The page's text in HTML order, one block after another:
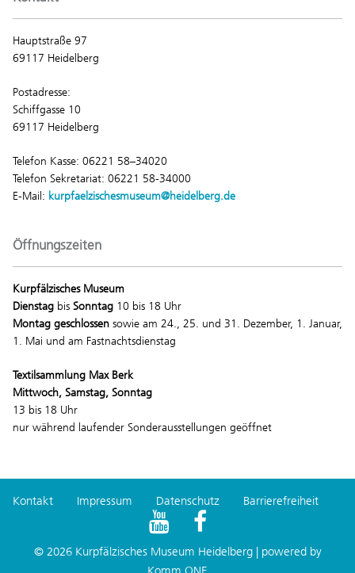
Hauptstraße 97
69117 Heidelberg
Postadresse:
Schiffgasse 10
69117 Heidelberg
Telefon Kasse: 06221 58–34020
Telefon Sekretariat: 06221 58-34000
E-Mail: kurpfaelzischesmuseum@heidelberg.de
Öffnungszeiten
Kurpfälzisches Museum
Dienstag bis Sonntag 10 bis 18 Uhr
Montag geschlossen sowie am 24., 25. und 31. Dezember, 1. Januar,
1. Mai und am Fastnachtsdienstag
Textilsammlung Max Berk
Mittwoch, Samstag, Sonntag
13 bis 18 Uhr
nur während laufender Sonderausstellungen geöffnet
Kontakt Impressum Datenschutz Barrierefreiheit
© 2026 Kurpfälzisches Museum Heidelberg | powered by